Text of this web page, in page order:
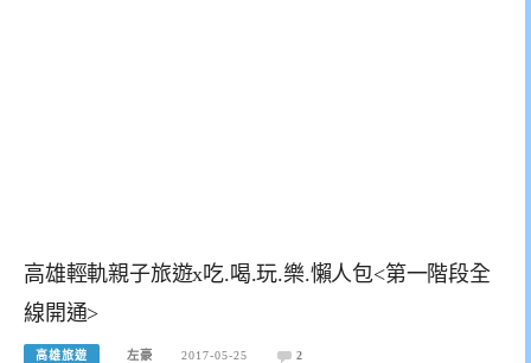
高雄輕軌親子旅遊x吃.喝.玩.樂.懶人包<第一階段全
線開通>
高雄旅遊 左豪 2017-05-25 2